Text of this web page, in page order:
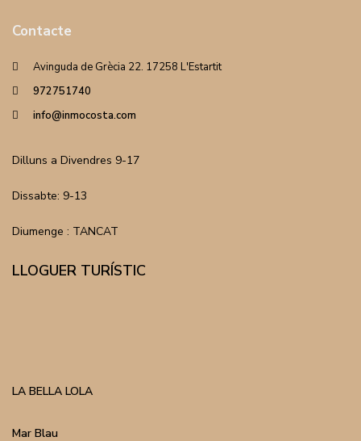
Contacte
Avinguda de Grècia 22. 17258 L'Estartit
972751740
info@inmocosta.com
Dilluns a Divendres 9-17
Dissabte: 9-13
Diumenge : TANCAT
LLOGUER TURÍSTIC
LA BELLA LOLA
Mar Blau